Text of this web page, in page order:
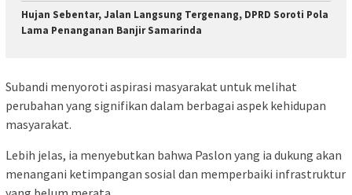
Hujan Sebentar, Jalan Langsung Tergenang, DPRD Soroti Pola
Lama Penanganan Banjir Samarinda
Subandi menyoroti aspirasi masyarakat untuk melihat
perubahan yang signifikan dalam berbagai aspek kehidupan
masyarakat.
Lebih jelas, ia menyebutkan bahwa Paslon yang ia dukung akan
menangani ketimpangan sosial dan memperbaiki infrastruktur